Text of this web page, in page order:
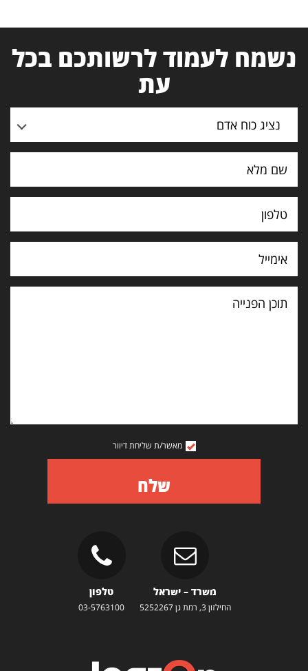
נשמח לעמוד לרשותכם בכל
עת
נציג כוח אדם
תוכן
הפנייה
מאשר/ת שליחת דיוור
שלח
משרד – ישראל
החילזון 3, רמת גן 5252267
טלפון
03-5763100